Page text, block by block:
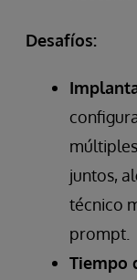
Desafíos:
juntos,
técnico
prompt.
Tiempo